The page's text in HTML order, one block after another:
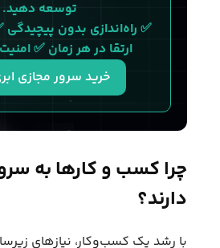
توسعه دهید.
✅ راه‌اندازی بدون
ارتقا در هر زمان ✅
خرید سرور مجازی
چرا کسب و کارها به
دارند؟
با رشد یک کسب‌وکار، نیازهای